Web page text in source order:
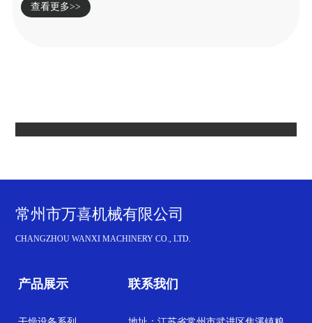
查看更多>>
常州市万喜机械有限公司
CHANGZHOU WANXI MACHINERY CO., LTD.
产品展示 联系我们